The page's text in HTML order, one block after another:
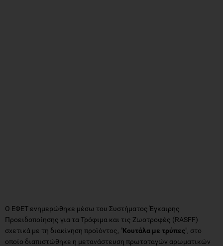
Ο ΕΦΕΤ ενημερώθηκε μέσω του Συστήματος Έγκαιρης
Προειδοποίησης για τα Τρόφιμα και τις Ζωοτροφές (RASFF)
σχετικά με τη διακίνηση προϊόντος, "Kουτάλα με τρύπες", στο
οποίο διαπιστώθηκε η μετανάστευση πρωτοταγών αρωματικών